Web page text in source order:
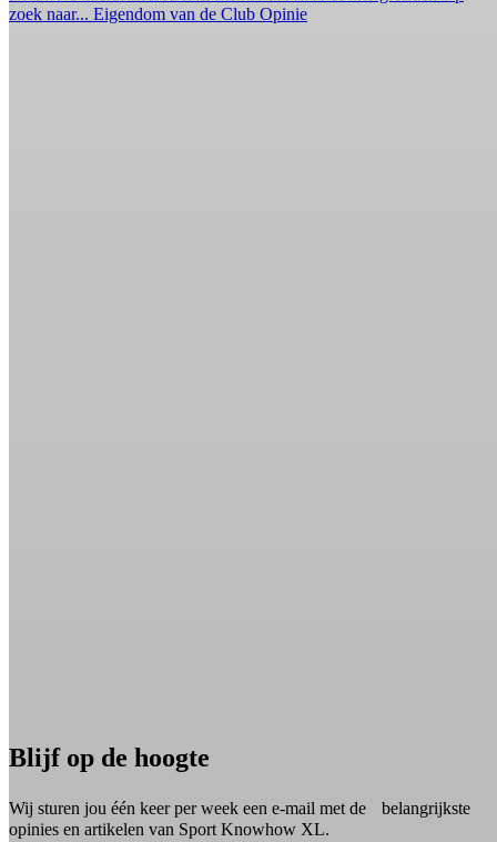
zoek naar... Eigendom van de Club Opinie
Blijf op de hoogte
Wij sturen jou één keer per week een e-mail met de belangrijkste
opinies en artikelen van Sport Knowhow XL.